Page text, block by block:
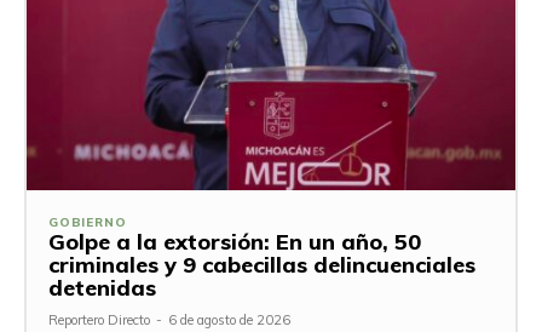
GOBIERNO
Golpe a la extorsión: En un año, 50
criminales y 9 cabecillas delincuenciales
detenidas
Reportero Directo - 6 de agosto de 2026